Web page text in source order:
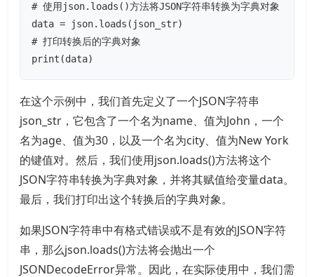
# 使用json.loads()方法将JSON字符串转换为字典对象
data = json.loads(json_str)
# 打印转换后的字典对象
print(data)
在这个示例中，我们首先定义了一个JSON字符串
json_str，它包含了一个名为name、值为John，一个
名为age、值为30，以及一个名为city、值为New York
的键值对。然后，我们使用json.loads()方法将这个
JSON字符串转换为字典对象，并将其赋值给变量data。
最后，我们打印出这个转换后的字典对象。
如果JSON字符串中有格式错误或不是有效的JSON字符
串，那么json.loads()方法将会抛出一个
JSONDecodeError异常。因此，在实际使用中，我们需